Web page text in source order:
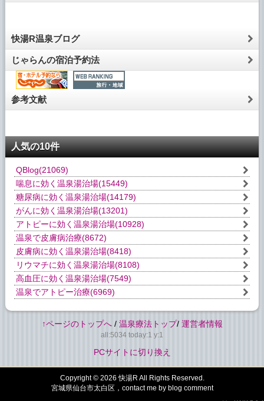
快湯R温泉ブログ
じゃらんの宿泊予約法
参考文献
人気の10件
QBlog(21069)
喘息に効く温泉湯治場(15449)
糖尿病に効く温泉湯治場(14179)
がんに効く温泉湯治場(13201)
アトピーに効く温泉湯治場(10928)
温泉で皮膚病治療(8672)
皮膚病に効く温泉湯治場(8418)
リウマチに効く温泉湯治場(8108)
高血圧に効く温泉湯治場(7549)
温泉でアトピー治療(6969)
↑ページのトップへ/ 温泉療法トップ/ 運営者情報
all:5034 today:1 y:1
PCサイトに切り換え
Copyright © 2026快湯R All Rights Reserved.
宮城県仙台市太白区，contact me by blog comment